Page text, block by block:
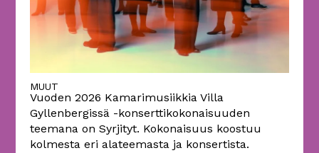
MUUT
Vuoden 2026 Kamarimusiikkia Villa
Gyllenbergissä -konserttikokonaisuuden
teemana on Syrjityt. Kokonaisuus koostuu
kolmesta eri alateemasta ja konsertista.